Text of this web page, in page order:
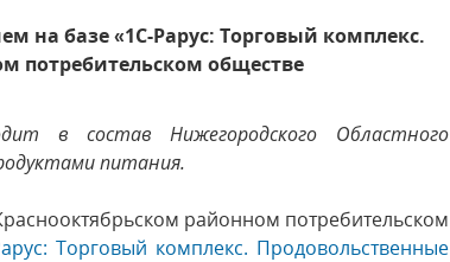
на базе «1С-Рарус: Торговый комплекс.
потребительском обществе
в состав Нижегородского Областного
питания.
районном потребительском
Торговый комплекс. Продовольственные